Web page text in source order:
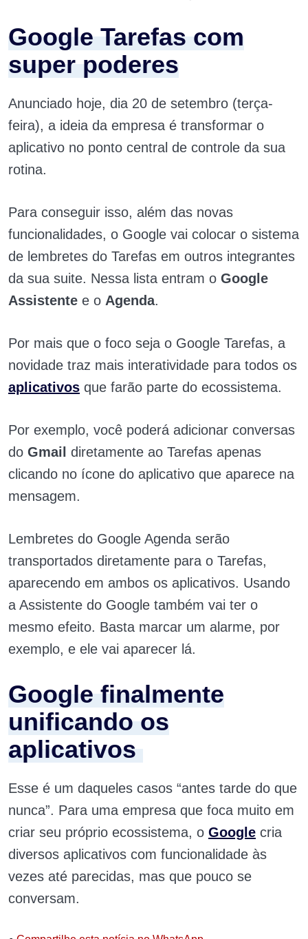
Google Tarefas com
super poderes
Anunciado hoje, dia 20 de setembro (terça-
feira), a ideia da empresa é transformar o
aplicativo no ponto central de controle da sua
rotina.
Para conseguir isso, além das novas
funcionalidades, o Google vai colocar o sistema
de lembretes do Tarefas em outros integrantes
da sua suite. Nessa lista entram o Google
Assistente e o Agenda.
Por mais que o foco seja o Google Tarefas, a
novidade traz mais interatividade para todos os
aplicativos que farão parte do ecossistema.
Por exemplo, você poderá adicionar conversas
do Gmail diretamente ao Tarefas apenas
clicando no ícone do aplicativo que aparece na
mensagem.
Lembretes do Google Agenda serão
transportados diretamente para o Tarefas,
aparecendo em ambos os aplicativos. Usando
a Assistente do Google também vai ter o
mesmo efeito. Basta marcar um alarme, por
exemplo, e ele vai aparecer lá.
Google finalmente
unificando os
aplicativos
Esse é um daqueles casos “antes tarde do que
nunca”. Para uma empresa que foca muito em
criar seu próprio ecossistema, o Google cria
diversos aplicativos com funcionalidade às
vezes até parecidas, mas que pouco se
conversam.